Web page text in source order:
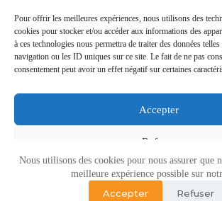
Pour offrir les meilleures expériences, nous utilisons des
cookies pour stocker et/ou accéder aux informations des
à ces technologies nous permettra de traiter des données
navigation ou les ID uniques sur ce site. Le fait de ne pas
consentement peut avoir un effet négatif sur certaines
Accepter
Refuser
Voir les préférences
Nous utilisons des cookies pour nous assurer que
meilleure expérience possible sur
Accepter Refuser
PRO-SH5 BLUE assure une parfaite
pour toujours plus de confort. Il est équipé
télécommande qui vous permettra de rég